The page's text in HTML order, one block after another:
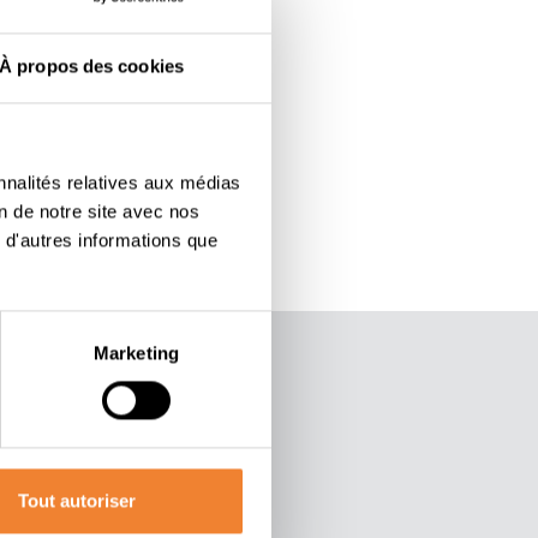
À propos des cookies
relatives aux médias
de notre site avec nos
informations que
Marketing
Tout autoriser